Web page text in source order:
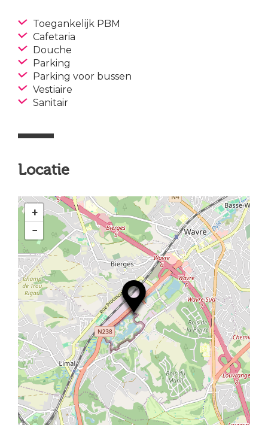
Toegankelijk PBM
Cafetaria
Douche
Parking
Parking voor bussen
Vestiaire
Sanitair
Locatie
+
−